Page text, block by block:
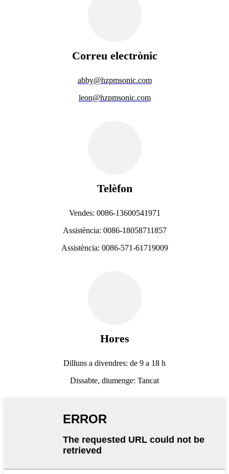
Correu electrònic
abby@hzpmsonic.com
leon@hzpmsonic.com
Telèfon
Vendes: 0086-13600541971
Assistència: 0086-18058711857
Assistència: 0086-571-61719009
Hores
Dilluns a divendres: de 9 a 18 h
Dissabte, diumenge: Tancat